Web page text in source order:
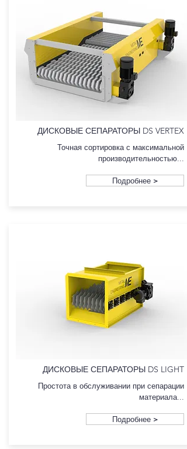
ДИСКОВЫЕ СЕПАРАТОРЫ DS VERTEX
Точная сортировка с максимальной
производительностью...
Подробнее >
ДИСКОВЫЕ СЕПАРАТОРЫ DS LIGHT
Простота в обслуживании при сепарации
материала...
Подробнее >